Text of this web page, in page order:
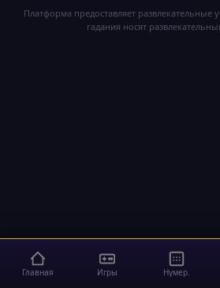
Платформа предоставляет развлекательные
гадания носят
Главная Игры Нумер.